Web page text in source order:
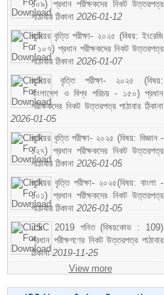
১০৯) প্রধান পরীক্ষকদের নিকট উত্তরপত্র
পাঠাবার ঠিকানা 2026-01-12
জুনিয়র বৃত্তি পরীক্ষা- ২০২৫ (বিষয়: ইংরেজি
- ১০৭) প্রধান পরীক্ষকদের নিকট উত্তরপত্র
পাঠাবার ঠিকানা 2026-01-07
জুনিয়র বৃত্তি পরীক্ষা- ২০২৫ (বিষয়:
বাংলাদেশ ও বিশ্ব পরিচয় - ১৫০) প্রধান
পরীক্ষকদের নিকট উত্তরপত্র পাঠাবার ঠিকানা
2026-01-05
জুনিয়র বৃত্তি পরীক্ষা- ২০২৫ (বিষয়: বিজ্ঞান -
১২৭) প্রধান পরীক্ষকদের নিকট উত্তরপত্র
পাঠাবার ঠিকানা 2026-01-05
জুনিয়র বৃত্তি পরীক্ষা- ২০২৫(বিষয়: বাংলা -
১০১) প্রধান পরীক্ষকদের নিকট উত্তরপত্র
পাঠাবার ঠিকানা 2026-01-05
JSC 2019 গনিত (বিষয়কোড : 109)
প্রধান পরীক্ষগণের নিকট উত্তরপত্র পাঠাবার
ঠিকানা2019-11-25
View more